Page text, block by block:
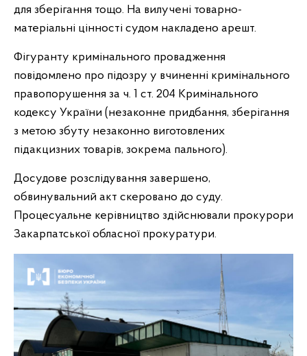
для зберігання тощо. На вилучені товарно-
матеріальні цінності судом накладено арешт.
Фігуранту кримінального провадження
повідомлено про підозру у вчиненні кримінального
правопорушення за ч. 1 ст. 204 Кримінального
кодексу України (незаконне придбання, зберігання
з метою збуту незаконно виготовлених
підакцизних товарів, зокрема пального).
Досудове розслідування завершено,
обвинувальний акт скеровано до суду.
Процесуальне керівництво здійснювали прокурори
Закарпатської обласної прокуратури.